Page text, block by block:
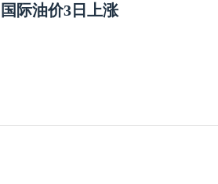
国际油价3日上涨